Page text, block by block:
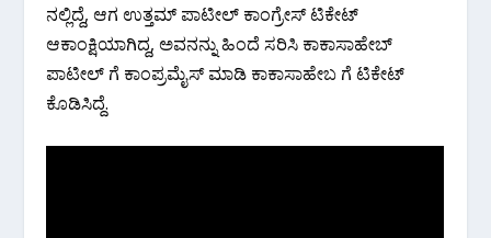
ನಲ್ಲಿದ್ದೆ, ಆಗ ಉತ್ತಮ್ ಪಾಟೀಲ್ ಕಾಂಗ್ರೇಸ್ ಟಿಕೇಟ್
ಆಕಾಂಕ್ಷಿಯಾಗಿದ್ದ, ಅವನನ್ನು ಹಿಂದೆ ಸರಿಸಿ ಕಾಕಾಸಾಹೇಬ್
ಪಾಟೀಲ್ ಗೆ ಕಾಂಪ್ರಮೈಸ್ ಮಾಡಿ ಕಾಕಾಸಾಹೇಬ ಗೆ ಟಿಕೇಟ್
ಕೊಡಿಸಿದ್ದೆ.